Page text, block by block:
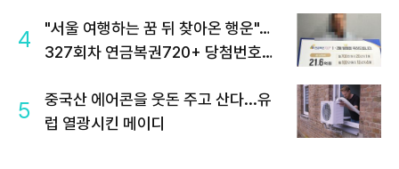
4
"서울 여행하는 꿈 뒤 찾아온 행운"…
327회차 연금복권720+ 당첨번호조
5
중국산 에어콘을 웃돈 주고 산다...유
럽 열광시킨 메이디